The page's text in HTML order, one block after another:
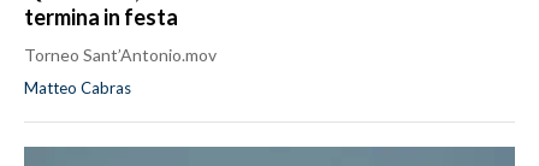
termina in festa
Torneo Sant’Antonio.mov
Matteo Cabras